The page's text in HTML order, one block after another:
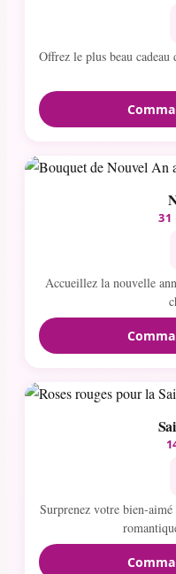
Offrez le plus beau
31
Accueillez la nouvelle
Surprenez votre bien-aimé